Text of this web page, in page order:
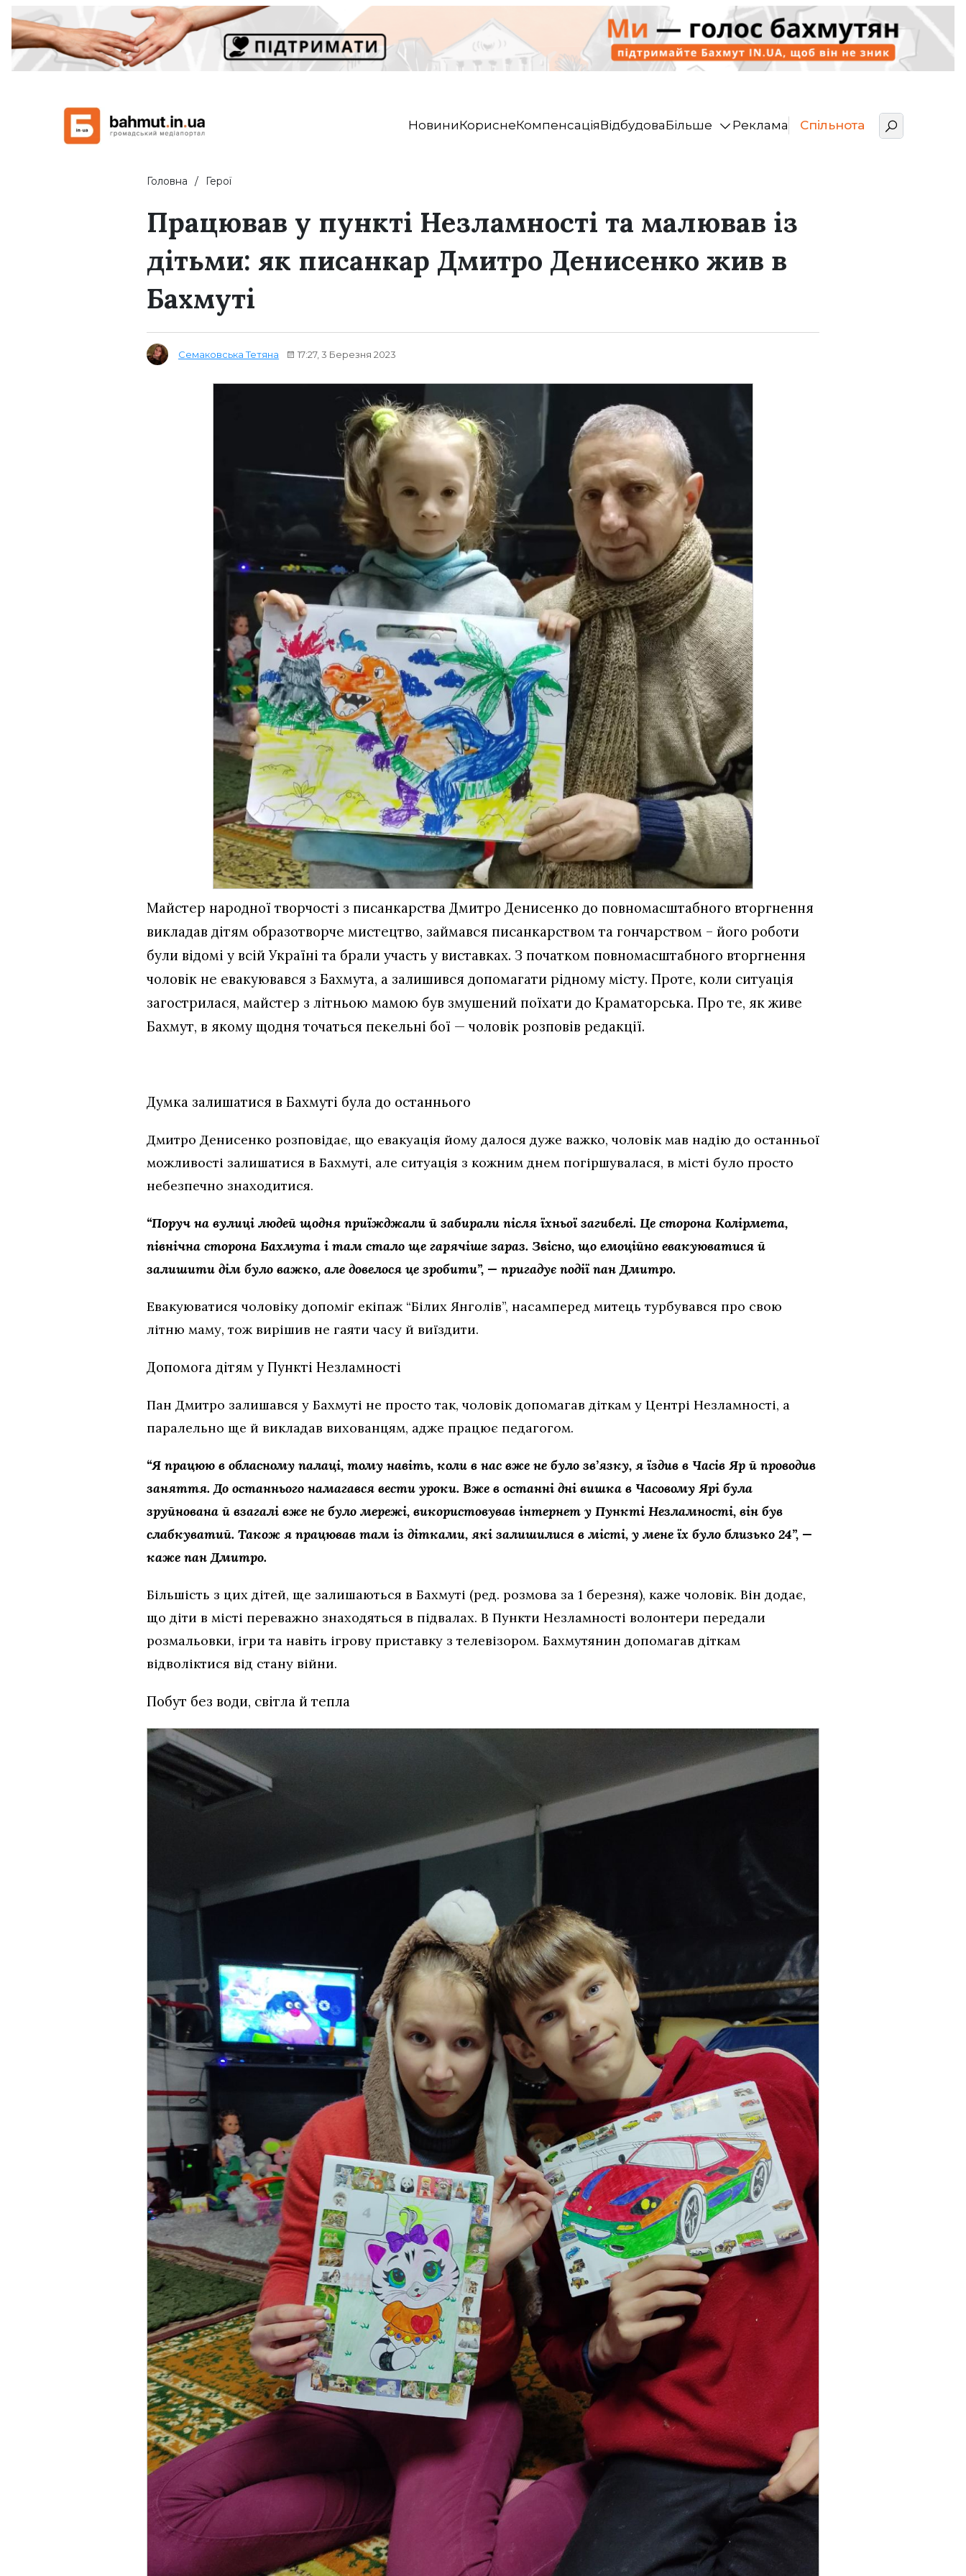
НовиниКориснеКомпенсаціяВідбудоваБільше Реклама Спільнота
Головна Герої
Працював у пункті Незламності та малював із
дітьми: як писанкар Дмитро Денисенко жив в
Бахмуті
Семаковська Тетяна 17:27, 3 Березня 2023
Майстер народної творчості з писанкарства Дмитро Денисенко до повномасштабного вторгнення
викладав дітям образотворче мистецтво, займався писанкарством та гончарством – його роботи
були відомі у всій Україні та брали участь у виставках. З початком повномасштабного вторгнення
чоловік не евакуювався з Бахмута, а залишився допомагати рідному місту. Проте, коли ситуація
загострилася, майстер з літньою мамою був змушений поїхати до Краматорська. Про те, як живе
Бахмут, в якому щодня точаться пекельні бої — чоловік розповів редакції.
Думка залишатися в Бахмуті була до останнього
Дмитро Денисенко розповідає, що евакуація йому далося дуже важко, чоловік мав надію до останньої
можливості залишатися в Бахмуті, але ситуація з кожним днем погіршувалася, в місті було просто
небезпечно знаходитися.
“Поруч на вулиці людей щодня приїжджали й забирали після їхньої загибелі. Це сторона Колірмета,
північна сторона Бахмута і там стало ще гарячіше зараз. Звісно, що емоційно евакуюватися й
залишити дім було важко, але довелося це зробити”, — пригадує події пан Дмитро.
Евакуюватися чоловіку допоміг екіпаж “Білих Янголів”, насамперед митець турбувався про свою
літню маму, тож вирішив не гаяти часу й виїздити.
Допомога дітям у Пункті Незламності
Пан Дмитро залишався у Бахмуті не просто так, чоловік допомагав діткам у Центрі Незламності, а
паралельно ще й викладав вихованцям, адже працює педагогом.
“Я працюю в обласному палаці, тому навіть, коли в нас вже не було зв’язку, я їздив в Часів Яр й проводив
заняття. До останнього намагався вести уроки. Вже в останні дні вишка в Часовому Ярі була
зруйнована й взагалі вже не було мережі, використовував інтернет у Пункті Незламності, він був
слабкуватий. Також я працював там із дітками, які залишилися в місті, у мене їх було близько 24”, —
каже пан Дмитро.
Більшість з цих дітей, ще залишаються в Бахмуті (ред. розмова за 1 березня), каже чоловік. Він додає,
що діти в місті переважно знаходяться в підвалах. В Пункти Незламності волонтери передали
розмальовки, ігри та навіть ігрову приставку з телевізором. Бахмутянин допомагав діткам
відволіктися від стану війни.
Побут без води, світла й тепла